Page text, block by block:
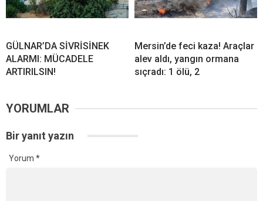
GÜLNAR’DA SİVRİSİNEK
ALARMI: MÜCADELE
ARTIRILSIN!
Mersin’de feci kaza! Araçlar
alev aldı, yangın ormana
sıçradı: 1 ölü, 2
YORUMLAR
Bir yanıt yazın
Yorum *